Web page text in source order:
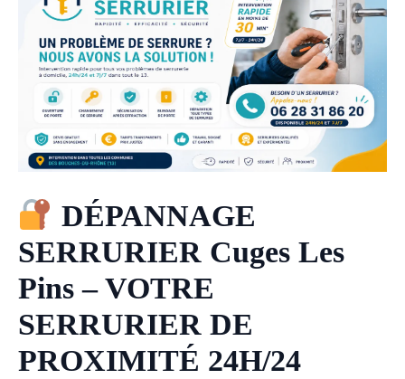
DÉPANNAGE
SERRURIER Cuges Les
Pins – VOTRE
SERRURIER DE
PROXIMITÉ 24H/24